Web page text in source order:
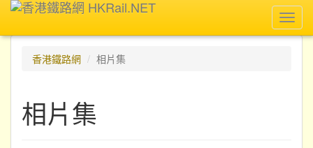
香港鐵路網
相片集
相片集